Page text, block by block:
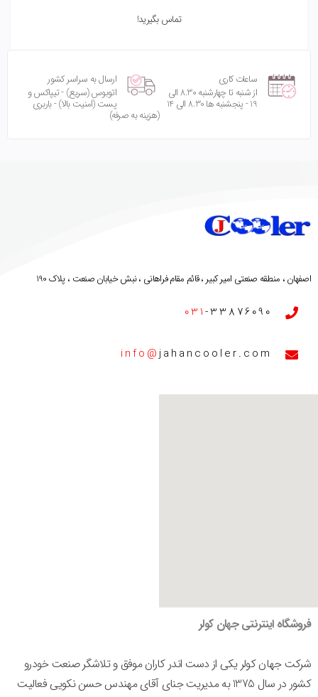
تماس بگیرید!
ساعات کاری
از شنبه تا چهارشنبه 8.30 الی
19 - پنجشنبه ها 8.30 الی 14
ارسال به سراسر کشور
اتوبوس (سریع) - تیپاکس و
پست (امنیت بالا) - باربری
(هزینه به صرفه)
اصفهان ، منطقه صنعتی امیر کبیر ، قائم مقام فراهانی ، نبش خیابان صنعت ، پلاک 190
031-33876090
info@jahancooler.com
فروشگاه اینترنتی جهان کولر
شرکت جهان کولر یکی از دست اندر کاران موفق و تلاشگر صنعت خودرو
کشور در سال 1375 به مدیریت جنای آقای مهندس حسن نکویی فعالیت